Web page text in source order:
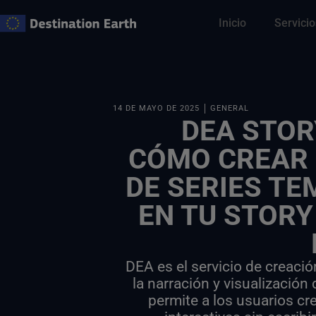
al
Inicio
14 DE MAYO DE 2025 GENERAL
DEA
CÓMO
DE SERIES
EN TU
DEA es el servicio de
la narración y visualización
permite a los usuarios